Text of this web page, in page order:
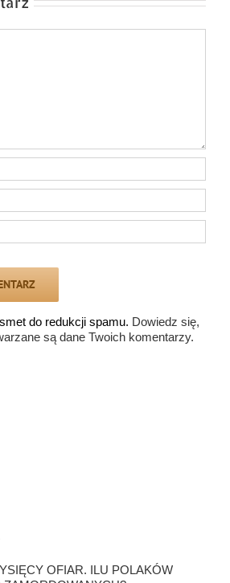
do redukcji spamu. Dowiedz się,
są dane Twoich komentarzy.
OFIAR. ILU POLAKÓW